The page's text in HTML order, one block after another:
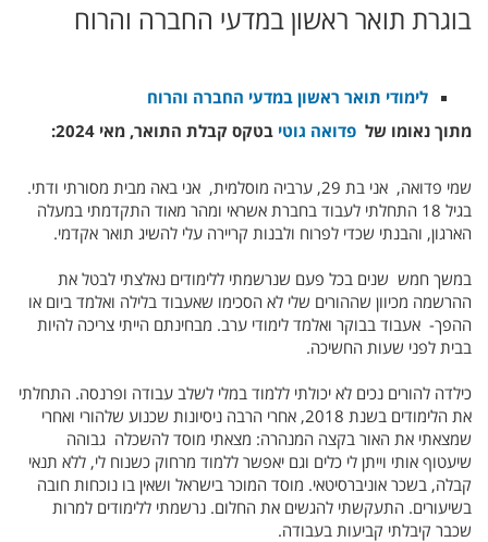
בוגרת תואר ראשון במדעי החברה והרוח
לימודי תואר ראשון במדעי החברה והרוח
מתוך נאומו של פדואה גוטי בטקס קבלת התואר, מאי 2024:
שמי פדואה, אני בת 29, ערביה מוסלמית, אני באה מבית מסורתי ודתי.
בגיל 18 התחלתי לעבוד בחברת אשראי ומהר מאוד התקדמתי במעלה
הארגון, והבנתי שכדי לפרוח ולבנות קריירה עלי להשיג תואר אקדמי.
במשך חמש שנים בכל פעם שנרשמתי ללימודים נאלצתי לבטל את
ההרשמה מכיוון שההורים שלי לא הסכימו שאעבוד בלילה ואלמד ביום או
ההפך- אעבוד בבוקר ואלמד לימודי ערב. מבחינתם הייתי צריכה להיות
בבית לפני שעות החשיכה.
כילדה להורים נכים לא יכולתי ללמוד במלי לשלב עבודה ופרנסה. התחלתי
את הלימודים בשנת 2018, אחרי הרבה ניסיונות שכנוע שלהורי ואחרי
שמצאתי את האור בקצה המנהרה: מצאתי מוסד להשכלה גבוהה
שיעטוף אותי וייתן לי כלים וגם יאפשר ללמוד מרחוק כשנוח לי, ללא תנאי
קבלה, בשכר אוניברסיטאי. מוסד המוכר בישראל ושאין בו נוכחות חובה
בשיעורים. התעקשתי להגשים את החלום. נרשמתי ללימודים למרות
שכבר קיבלתי קביעות בעבודה.